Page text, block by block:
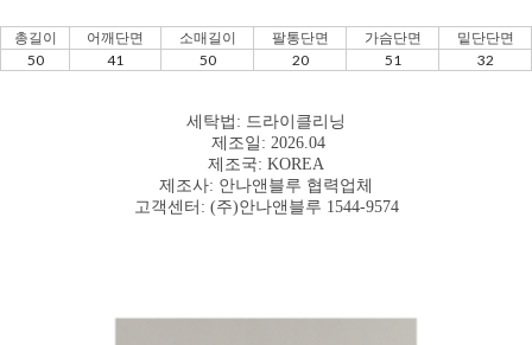
총길이 어깨단면 소매길이 팔통단면 가슴단면 밑단단면
50 41 50 20 51 32
세탁법: 드라이클리닝
제조일: 2026.04
제조국: KOREA
제조사: 안나앤블루 협력업체
고객센터: (주)안나앤블루 1544-9574